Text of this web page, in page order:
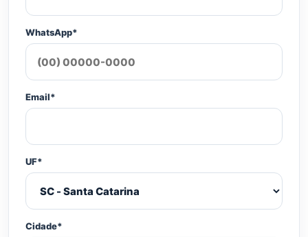
WhatsApp*
Email*
UF*
Cidade*